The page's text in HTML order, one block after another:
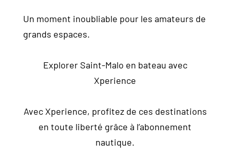
Un moment inoubliable pour les amateurs de
grands espaces.
Explorer Saint-Malo en bateau avec
Xperience
Avec Xperience, profitez de ces destinations
en toute liberté grâce à l’abonnement
nautique.